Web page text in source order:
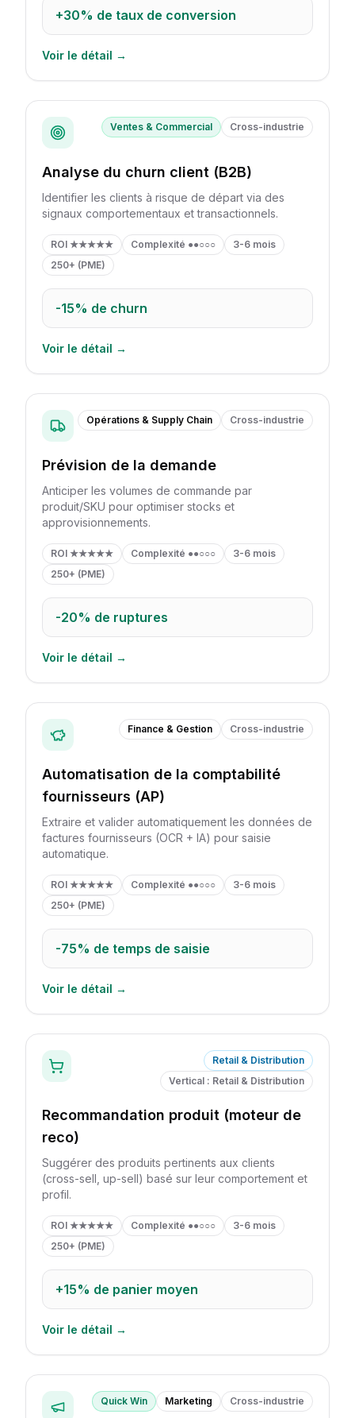
+30% de taux de conversion
Voir le détail →
Ventes & Commercial Cross-industrie
Analyse du churn client (B2B)
Identifier les clients à risque de départ via des
signaux comportementaux et transactionnels.
ROI ★★★★★ Complexité ●●○○○
3-6 mois
250+ (PME)
-15% de churn
Voir le détail →
Opérations & Supply Chain Cross-industrie
Prévision de la demande
Anticiper les volumes de commande par
produit/SKU pour optimiser stocks et
approvisionnements.
ROI ★★★★★ Complexité ●●○○○
3-6 mois
250+ (PME)
-20% de ruptures
Voir le détail →
Finance & Gestion Cross-industrie
Automatisation de la comptabilité
fournisseurs (AP)
Extraire et valider automatiquement les données de
factures fournisseurs (OCR + IA) pour saisie
automatique.
ROI ★★★★★ Complexité ●●○○○
3-6 mois
250+ (PME)
-75% de temps de saisie
Voir le détail →
Retail & Distribution
Vertical : Retail & Distribution
Recommandation produit (moteur de
reco)
Suggérer des produits pertinents aux clients
(cross-sell, up-sell) basé sur leur comportement et
profil.
ROI ★★★★★ Complexité ●●○○○
3-6 mois
250+ (PME)
+15% de panier moyen
Voir le détail →
Quick Win Marketing Cross-industrie